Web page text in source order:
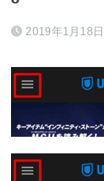
2019年1月18日